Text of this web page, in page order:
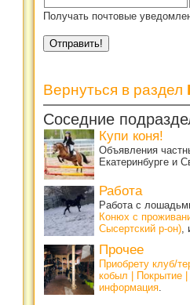
Получать почтовые
Вернуться в раздел
Соседние
Купи коня!
Объявления
Екатеринбурге и
Работа
Работа с
Конюх с
Сысертский р-он),
Прочее
Приобрету клуб/
кобыл | Покрытие
информация.